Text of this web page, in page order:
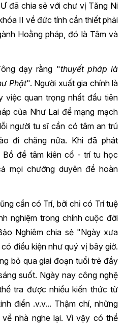
đã chia sẻ với chư vị Tăng Ni
II về đức tính cần thiết phải
Hoằng pháp, đó là Tâm và
dạy rằng "thuyết pháp là
Phật". Người xuất gia chính là
việc quan trọng nhất đầu tiên
của Như Lai để mạng mạch
người tu sĩ cần có tâm an trú
đi chăng nữa. Khi đã phát
Bồ đề tâm kiên cố - trí tu học
mọi chướng duyên để hoàn
cần có Trí, bởi chỉ có Trí tuệ
nghiệm trong chính cuộc đời
Nghiêm chia sẻ "Ngày xưa
điều kiện như quý vị bây giờ.
bỏ qua giai đoạn tuổi trẻ đầy
suốt. Ngày nay công nghệ
tra được nhiều kiến thức từ
điển .v.v... Thậm chí, những
nhà nghe lại. Vì vậy có thể